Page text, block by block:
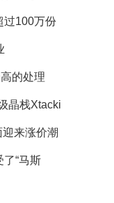
过100万份
的处理
晶栈Xtacki
来涨价潮
“马斯